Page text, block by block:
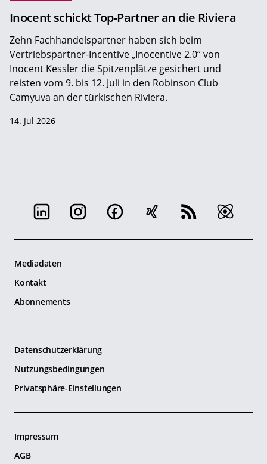
Inocent schickt Top-Partner an die Riviera
Zehn Fachhandelspartner haben sich beim
Vertriebspartner-Incentive „Inocentive 2.0“ von
Inocent Kessler die Spitzenplätze gesichert und
reisten vom 9. bis 12. Juli in den Robinson Club
Camyuva an der türkischen Riviera.
14. Jul 2026
Mediadaten
Kontakt
Abonnements
Datenschutzerklärung
Nutzungsbedingungen
Privatsphäre-Einstellungen
Impressum
AGB